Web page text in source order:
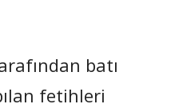
batı
fetihleri